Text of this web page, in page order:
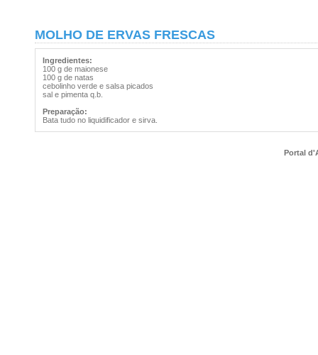
MOLHO DE ERVAS FRESCAS
Ingredientes:
100 g de maionese
100 g de natas
cebolinho verde e salsa picados
sal e pimenta q.b.
Preparação:
Bata tudo no liquidificador e sirva.
Portal